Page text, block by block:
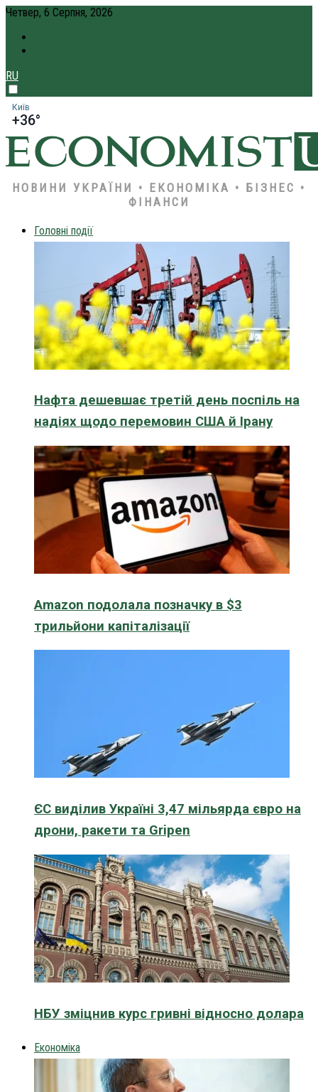
Четвер, 6 Серпня, 2026
RU
Київ
+36°
НОВИНИ УКРАЇНИ • ЕКОНОМІКА • БІЗНЕС •
ФІНАНСИ
Головні події
Нафта дешевшає третій день поспіль на
надіях щодо перемовин США й Ірану
Amazon подолала позначку в $3
трильйони капіталізації
ЄС виділив Україні 3,47 мільярда євро на
дрони, ракети та Gripen
НБУ зміцнив курс гривні відносно долара
Економіка